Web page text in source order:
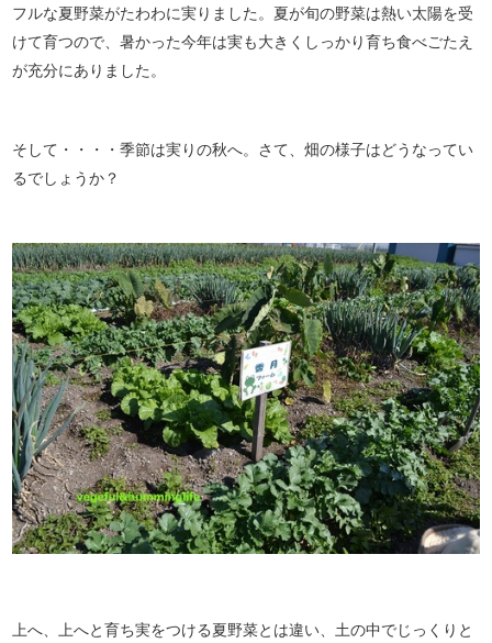
フルな夏野菜がたわわに実りました。夏が旬の野菜は熱い太陽を受
けて育つので、暑かった今年は実も大きくしっかり育ち食べごたえ
が充分にありました。
そして・・・・季節は実りの秋へ。さて、畑の様子はどうなってい
るでしょうか？
上へ、上へと育ち実をつける夏野菜とは違い、土の中でじっくりと